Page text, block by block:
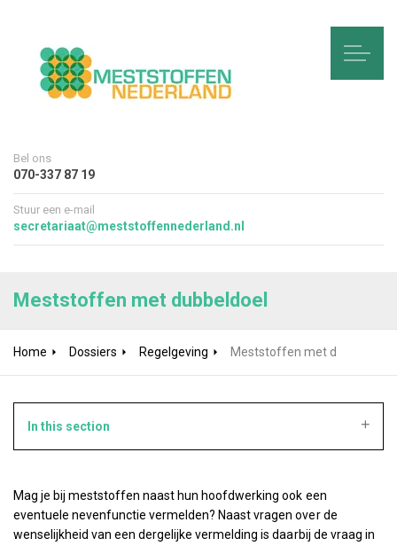
Bel ons
070-337 87 19
Stuur een e-mail
secretariaat@meststoffennederland.nl
Meststoffen met dubbeldoel
Home Dossiers Regelgeving Meststoffen met dubbeldoel
In this section
Mag je bij meststoffen naast hun hoofdwerking ook een
eventuele nevenfunctie vermelden? Naast vragen over de
wenselijkheid van een dergelijke vermelding is daarbij de vraag in